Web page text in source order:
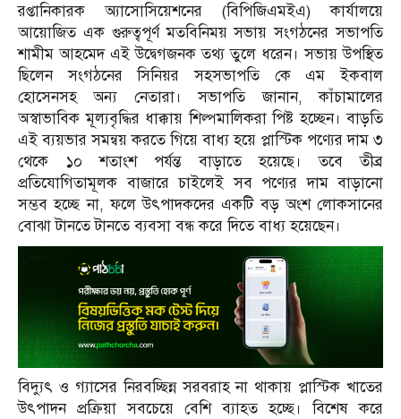
রপ্তানিকারক অ্যাসোসিয়েশনের (বিপিজিএমইএ) কার্যালয়ে
আয়োজিত এক গুরুত্বপূর্ণ মতবিনিময় সভায় সংগঠনের সভাপতি
শামীম আহমেদ এই উদ্বেগজনক তথ্য তুলে ধরেন। সভায় উপস্থিত
ছিলেন সংগঠনের সিনিয়র সহসভাপতি কে এম ইকবাল
হোসেনসহ অন্য নেতারা। সভাপতি জানান, কাঁচামালের
অস্বাভাবিক মূল্যবৃদ্ধির ধাক্কায় শিল্পমালিকরা পিষ্ট হচ্ছেন। বাড়তি
এই ব্যয়ভার সমন্বয় করতে গিয়ে বাধ্য হয়ে প্লাস্টিক পণ্যের দাম ৩
থেকে ১০ শতাংশ পর্যন্ত বাড়াতে হয়েছে। তবে তীব্র
প্রতিযোগিতামূলক বাজারে চাইলেই সব পণ্যের দাম বাড়ানো
সম্ভব হচ্ছে না, ফলে উৎপাদকদের একটি বড় অংশ লোকসানের
বোঝা টানতে টানতে ব্যবসা বন্ধ করে দিতে বাধ্য হয়েছেন।
বিদ্যুৎ ও গ্যাসের নিরবচ্ছিন্ন সরবরাহ না থাকায় প্লাস্টিক খাতের
উৎপাদন প্রক্রিয়া সবচেয়ে বেশি ব্যাহত হচ্ছে। বিশেষ করে